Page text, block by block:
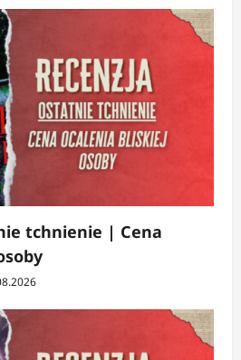
tchnienie | Cena